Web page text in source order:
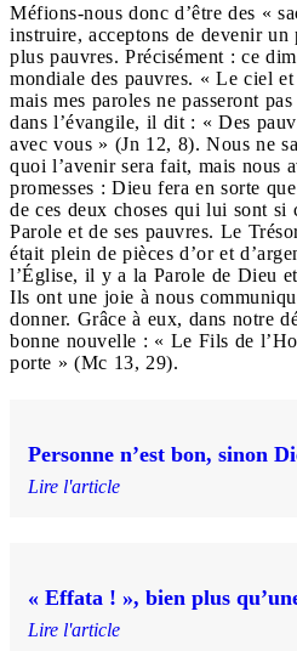
Méfions-nous donc d’être des «
instruire, acceptons de devenir un
plus pauvres. Précisément : ce
mondiale des pauvres. « Le ciel
mais mes paroles ne passeront
dans l’évangile, il dit : « Des
avec vous » (Jn 12, 8). Nous ne
quoi l’avenir sera fait, mais nous
promesses : Dieu fera en sorte
de ces deux choses qui lui sont si
Parole et de ses pauvres. Le
était plein de pièces d’or et
l’Église, il y a la Parole de Dieu
Ils ont une joie à nous
donner. Grâce à eux, dans notre
bonne nouvelle : « Le Fils de
porte » (Mc 13, 29).
Personne n’est bon, sinon
Lire l'article
« Effata ! », bien plus
Lire l'article